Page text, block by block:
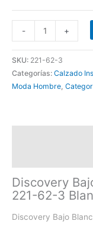
- +
SKU: 221-62-3
Categorías: Calzado
Moda Hombre
Discovery
221-62-3
Discovery Bajo